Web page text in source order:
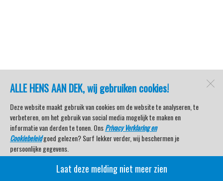
ALLE HENS AAN DEK, wij gebruiken cookies!
Deze website maakt gebruik van cookies om de website te analyseren, te
verbeteren, om het gebruik van social media mogelijk te maken en
informatie van derden te tonen. OnsPrivacy Verklaring en
Cookiebeleidgoed gelezen? Surf lekker verder, wij beschermen je
persoonlijke gegevens.
Veel kijkplezier met Watersport TV Beleving & Nieuws!
Laat deze melding niet meer zien